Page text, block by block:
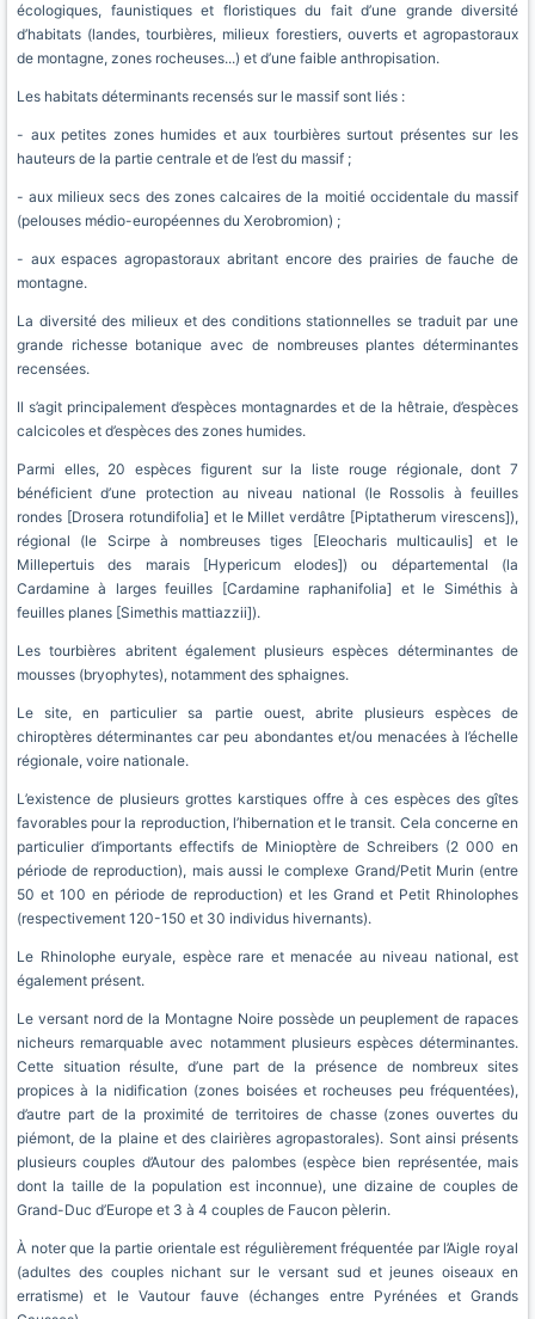
écologiques, faunistiques et floristiques du fait d’une grande diversité
d’habitats (landes, tourbières, milieux forestiers, ouverts et agropastoraux
de montagne, zones rocheuses...) et d’une faible anthropisation.
Les habitats déterminants recensés sur le massif sont liés :
- aux petites zones humides et aux tourbières surtout présentes sur les
hauteurs de la partie centrale et de l’est du massif ;
- aux milieux secs des zones calcaires de la moitié occidentale du massif
(pelouses médio-européennes du Xerobromion) ;
- aux espaces agropastoraux abritant encore des prairies de fauche de
montagne.
La diversité des milieux et des conditions stationnelles se traduit par une
grande richesse botanique avec de nombreuses plantes déterminantes
recensées.
Il s’agit principalement d’espèces montagnardes et de la hêtraie, d’espèces
calcicoles et d’espèces des zones humides.
Parmi elles, 20 espèces figurent sur la liste rouge régionale, dont 7
bénéficient d’une protection au niveau national (le Rossolis à feuilles
rondes [Drosera rotundifolia] et le Millet verdâtre [Piptatherum virescens]),
régional (le Scirpe à nombreuses tiges [Eleocharis multicaulis] et le
Millepertuis des marais [Hypericum elodes]) ou départemental (la
Cardamine à larges feuilles [Cardamine raphanifolia] et le Siméthis à
feuilles planes [Simethis mattiazzii]).
Les tourbières abritent également plusieurs espèces déterminantes de
mousses (bryophytes), notamment des sphaignes.
Le site, en particulier sa partie ouest, abrite plusieurs espèces de
chiroptères déterminantes car peu abondantes et/ou menacées à l’échelle
régionale, voire nationale.
L’existence de plusieurs grottes karstiques offre à ces espèces des gîtes
favorables pour la reproduction, l’hibernation et le transit. Cela concerne en
particulier d’importants effectifs de Minioptère de Schreibers (2 000 en
période de reproduction), mais aussi le complexe Grand/Petit Murin (entre
50 et 100 en période de reproduction) et les Grand et Petit Rhinolophes
(respectivement 120-150 et 30 individus hivernants).
Le Rhinolophe euryale, espèce rare et menacée au niveau national, est
également présent.
Le versant nord de la Montagne Noire possède un peuplement de rapaces
nicheurs remarquable avec notamment plusieurs espèces déterminantes.
Cette situation résulte, d’une part de la présence de nombreux sites
propices à la nidification (zones boisées et rocheuses peu fréquentées),
d’autre part de la proximité de territoires de chasse (zones ouvertes du
piémont, de la plaine et des clairières agropastorales). Sont ainsi présents
plusieurs couples d’Autour des palombes (espèce bien représentée, mais
dont la taille de la population est inconnue), une dizaine de couples de
Grand-Duc d’Europe et 3 à 4 couples de Faucon pèlerin.
À noter que la partie orientale est régulièrement fréquentée par l’Aigle royal
(adultes des couples nichant sur le versant sud et jeunes oiseaux en
erratisme) et le Vautour fauve (échanges entre Pyrénées et Grands